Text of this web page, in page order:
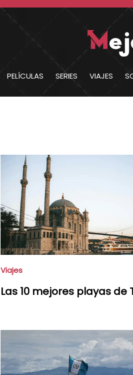
PELÍCULAS SERIES VIAJES
Viajes
Las 10 mejores playas de